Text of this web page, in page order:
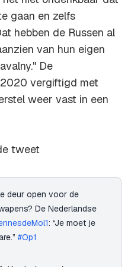
gaan en zelfs
hebben de Russen al
van hun eigen
De
vergiftigd met
weer vast in een
tweet
deur open voor de
De Nederlandse
: “Je moet je
#Op1